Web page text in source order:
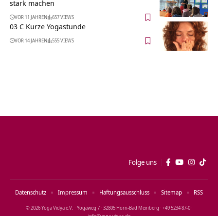
stark machen
VOR 11 JAHREN 657 VIEWS
03 C Kurze Yogastunde
VOR 14 JAHREN 555 VIEWS
Folge uns
© 2026 Yoga Vidya e.V. · Yogaweg 7 · 32805 Horn‑Bad Meinberg · +49 5234 87‑0 ·
Datenschutz Impressum Haftungsausschluss Sitemap RSS